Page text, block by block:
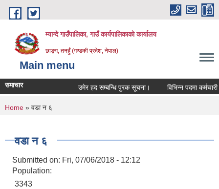
Skip to main content
म्याग्दे गाउँपालिका, गाउँ कार्यपालिकाको कार्यालय
छाङ्ग, तनहुँ (गण्डकी प्रदेश, नेपाल)
Main menu
समाचार उमेर हद सम्बन्धि पुरक सूचना। विभिन्न पदमा कर्मचारी
You are here
Home » वडा न ६
वडा न ६
Submitted on: Fri, 07/06/2018 - 12:12
Population:
3343